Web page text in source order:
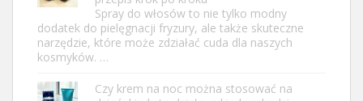
Spray do włosów to nie tylko modny
dodatek do pielęgnacji fryzury, ale także skuteczne
narzędzie, które może zdziałać cuda dla naszych
kosmyków. …
Czy krem na noc można stosować na